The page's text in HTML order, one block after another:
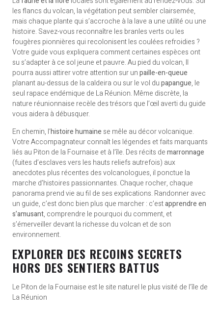
les flancs du volcan, la végétation peut sembler clairsemée,
mais chaque plante qui s’accroche à la lave a une utilité ou une
histoire. Savez-vous reconnaître les branles verts ou les
fougères pionnières qui recolonisent les coulées refroidies ?
Votre guide vous expliquera comment certaines espèces ont
su s’adapter à ce sol jeune et pauvre. Au pied du volcan, Il
pourra aussi attirer votre attention sur unpaille-en-queue
planant au-dessus de la caldeira ou sur le vol dupapangue, le
seul rapace endémique de La Réunion. Même discrète, la
nature réunionnaise recèle des trésors que l’œil averti du guide
vous aidera à débusquer.
En chemin, l’histoire humaine se mêle au décor volcanique.
Votre Accompagnateur connaît les légendes et faits marquants
liés au Piton de la Fournaise et à l’île. Des récits demarronnage
(fuites d’esclaves vers les hauts reliefs autrefois) aux
anecdotes plus récentes des volcanologues, il ponctue la
marche d’histoires passionnantes. Chaque rocher, chaque
panorama prend vie au fil de ses explications. Randonner avec
un guide, c’est donc bien plus que marcher : c’estapprendre en
s’amusant, comprendre le pourquoi du comment, et
s’émerveiller devant la richesse du volcan et de son
environnement.
EXPLORER DES RECOINS SECRETS
HORS DES SENTIERS BATTUS
Le Piton de la Fournaise est le site naturel le plus visité de l’île de
La Réunion​